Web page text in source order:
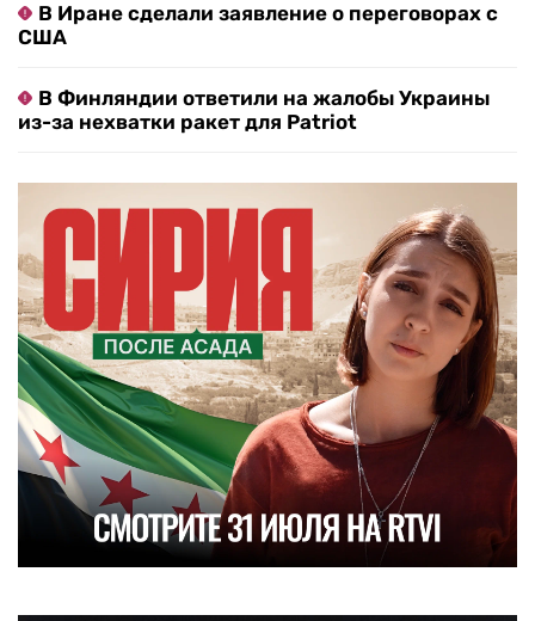
В Иране сделали заявление о переговорах с
США
В Финляндии ответили на жалобы Украины
из-за нехватки ракет для Patriot